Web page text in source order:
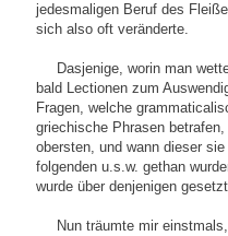
jedesmaligen Beruf des
sich also oft veränderte.
Dasjenige, worin man
bald Lectionen zum
Fragen, welche
griechische Phrasen
obersten, und wann dieser
folgenden u.s.w. gethan
wurde über denjenigen
Nun träumte mir